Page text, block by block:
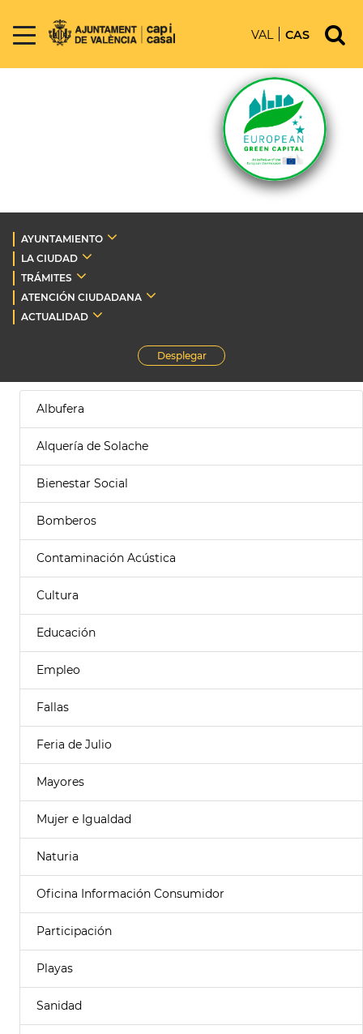
VAL CAS
AYUNTAMIENTO
LA CIUDAD
TRÁMITES
ATENCIÓN CIUDADANA
ACTUALIDAD
Desplegar
Albufera
Alquería de Solache
Bienestar Social
Bomberos
Contaminación Acústica
Cultura
Educación
Empleo
Fallas
Feria de Julio
Mayores
Mujer e Igualdad
Naturia
Oficina Información Consumidor
Participación
Playas
Sanidad